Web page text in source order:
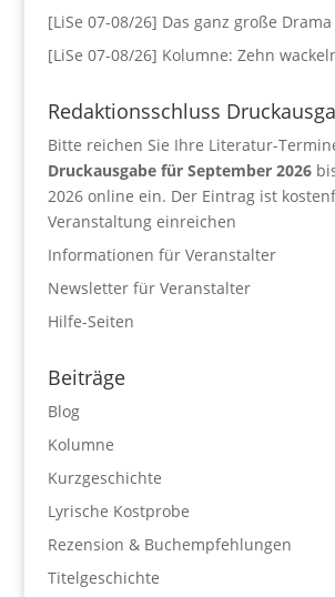
[LiSe 07-08/26] Das ganz große Drama
[LiSe 07-08/26] Kolumne: Zehn
Redaktionsschluss
Bitte reichen Sie Ihre Literatur-
Druckausgabe für September 2026
2026 online ein. Der Eintrag ist
Veranstaltung einreichen
Informationen für Veranstalter
Newsletter für Veranstalter
Hilfe-Seiten
Beiträge
Blog
Kolumne
Kurzgeschichte
Lyrische Kostprobe
Rezension & Buchempfehlungen
Titelgeschichte